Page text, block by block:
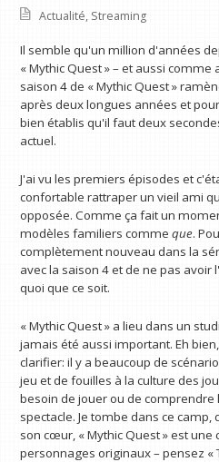
Actualité, Streaming
Il semble qu'un million d'années
« Mythic Quest » – et aussi
saison 4 de « Mythic Quest »
après deux longues années et
bien établis qu'il faut deux
actuel.
J'ai vu les premiers épisodes et
confortable rattraper un vieil ami
opposée. Comme ça fait un
modèles familiers commeque.
complètement nouveau dans la
avec la saison 4 et de ne pas
quoi que ce soit.
« Mythic Quest » a lieu dans un
jamais été aussi important. Eh
clarifier: il y a beaucoup de
jeu et de fouilles à la culture des
besoin de jouer ou de comprendre
spectacle. Je tombe dans ce camp,
son cœur, « Mythic Quest » est
personnages originaux – pensez «